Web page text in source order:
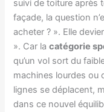
suivi de toiture après
façade, la question
acheter ? ». Elle
». Car lacatégorie
qu’un vol sort du
machines lourdes ou
lignes se déplacent,
dans ce nouvel